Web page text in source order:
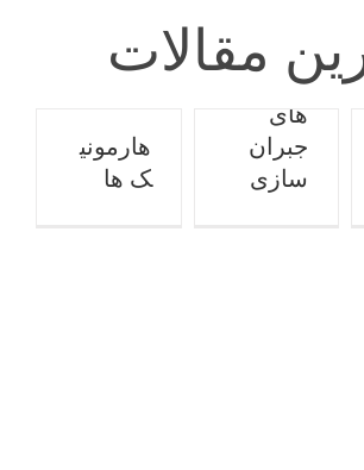
مقالاتهارمونیک
هارمونی
ک ها
جبران
Uncategorized
سیستم
های
جبران
سازی